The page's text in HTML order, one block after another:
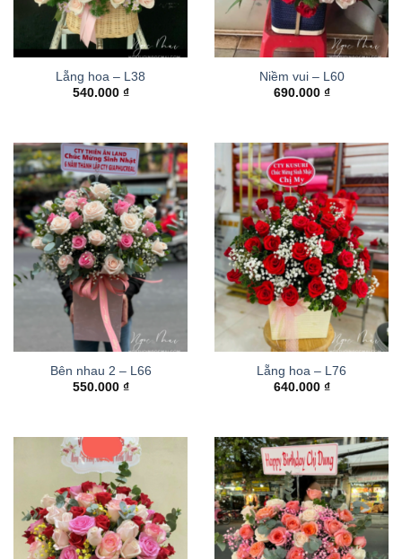
Lẵng hoa – L38
540.000 ₫
Niềm vui – L60
690.000 ₫
Bên nhau 2 – L66
550.000 ₫
Lẵng hoa – L76
640.000 ₫